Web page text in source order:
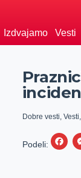
Izdvajamo Vesti
Dobre vesti, Vesti,
Podeli:
F